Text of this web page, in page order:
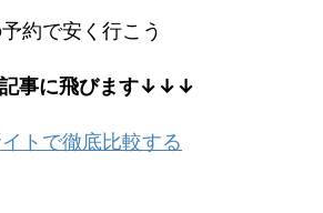
約で安く行こう
事に飛びます↓↓↓
トで徹底比較する